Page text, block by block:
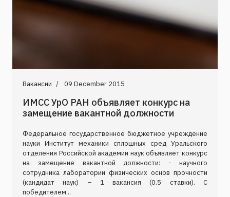
Вакансии 09 December 2015
ИМСС УрО РАН объявляет конкурс на
замещение вакантной должности
Федеральное государственное бюджетное учреждение
науки Институт механики сплошных сред Уральского
отделения Российской академии наук объявляет конкурс
на замещение вакантной должности: - научного
сотрудника лаборатории физических основ прочности
(кандидат наук) – 1 вакансия (0.5 ставки). C
победителем...